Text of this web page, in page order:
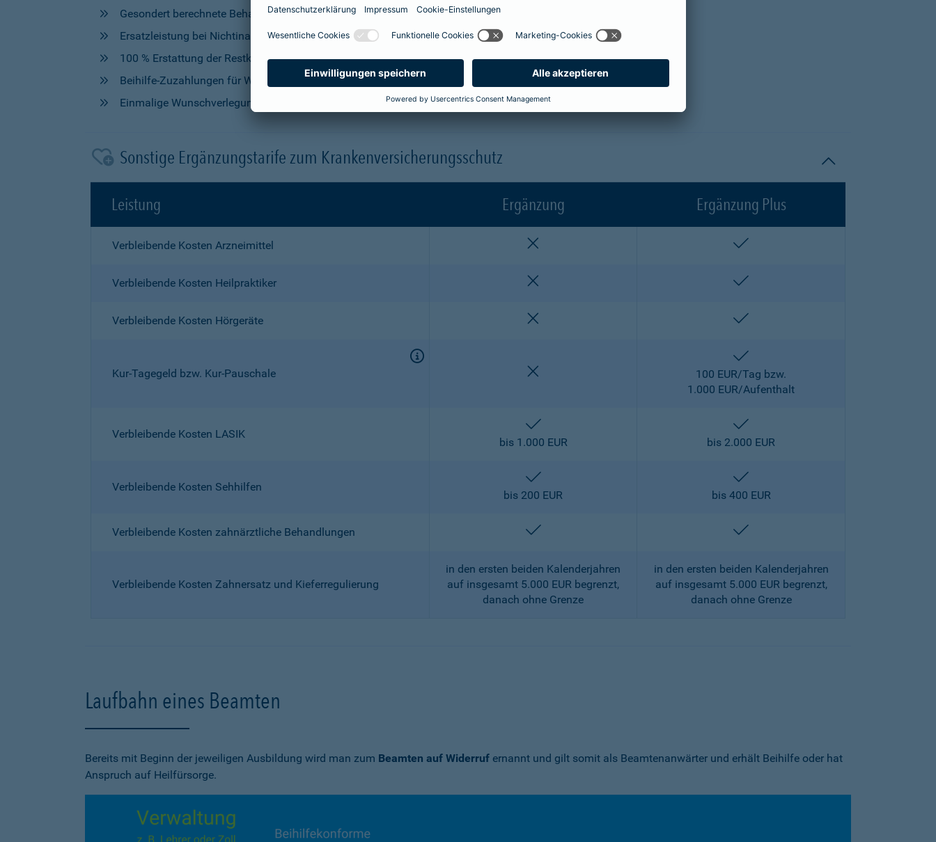
Gesondert berechnete Behandlung durch einen Arzt oder eine Ärztin der Wahl ("Chefarztbehandlung")
Ersatzleistung bei Nichtinanspruchnahme der Wahlleistungen
100 % Erstattung der Restkosten, nach Vorleistung der Beihilfe
Beihilfe-Zuzahlungen für Wahlleistungen
Einmalige Wunschverlegung
Sonstige Ergänzungstarife zum Krankenversicherungsschutz
Leistung Ergänzung Ergänzung Plus
Verbleibende Kosten Arzneimittel
Verbleibende Kosten Heilpraktiker
Verbleibende Kosten Hörgeräte
Kur-Tagegeld bzw. Kur-Pauschale
100 EUR/Tag bzw.
1.000 EUR/Aufenthalt
Verbleibende Kosten LASIK
enthalten
bis 1.000 EUR
bis 2.000 EUR
Verbleibende Kosten Sehhilfen
enthalten
bis 200 EUR
bis 400 EUR
Verbleibende Kosten zahnärztliche Behandlungen enthalten
Verbleibende Kosten Zahnersatz und Kieferregulierung
in den ersten beiden Kalenderjahren
auf insgesamt 5.000 EUR begrenzt,
danach ohne Grenze
in den ersten beiden Kalenderjahren
auf insgesamt 5.000 EUR begrenzt,
danach ohne Grenze
Laufbahn eines Beamten
Bereits mit Beginn der jeweiligen Ausbildung wird man zum Beamten auf Widerruf ernannt und gilt somit als Beamtenanwärter und erhält Beihilfe oder hat
Anspruch auf Heilfürsorge.